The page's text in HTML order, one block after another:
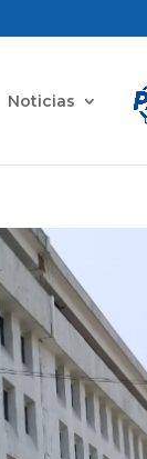
Noticias